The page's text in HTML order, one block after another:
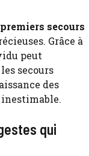
premiers secours
Grâce à
peut
secours
des
qui